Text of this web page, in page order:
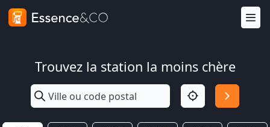
Trouvez la station la moins chère